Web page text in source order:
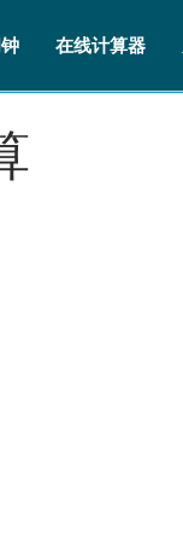
在线计算器